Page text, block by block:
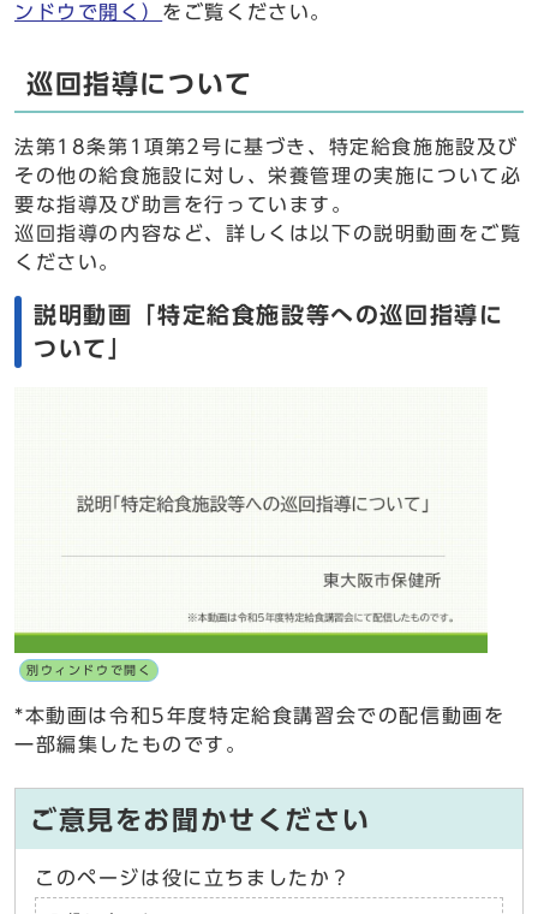
ンドウで開く） をご覧ください。
巡回指導について
法第18条第1項第2号に基づき、特定給食施施設及び
その他の給食施設に対し、栄養管理の実施について必
要な指導及び助言を行っています。
巡回指導の内容など、詳しくは以下の説明動画をご覧
ください。
説明動画「特定給食施設等への巡回指導に
ついて」
別ウィンドウで開く
*本動画は令和5年度特定給食講習会での配信動画を
一部編集したものです。
ご意見をお聞かせください
このページは役に立ちましたか？